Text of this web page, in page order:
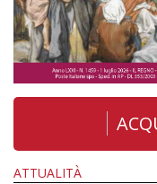
ATTUALITÀ